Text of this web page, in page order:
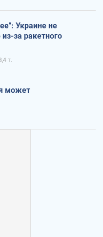
Украине не
за ракетного
т.
может